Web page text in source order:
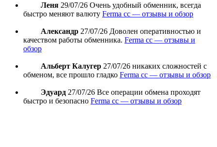
Леня 29/07/26 Очень удобный обменник, всегда
быстро меняют валюту Ferma cc — отзывы и обзор
Александр 27/07/26 Доволен оперативностью и
качеством работы обменника. Ferma cc — отзывы и
обзор
Альберт Калугер 27/07/26 никаких сложностей с
обменом, все прошло гладко Ferma cc — отзывы и обзор
Эдуард 27/07/26 Все операции обмена проходят
быстро и безопасно Ferma cc — отзывы и обзор